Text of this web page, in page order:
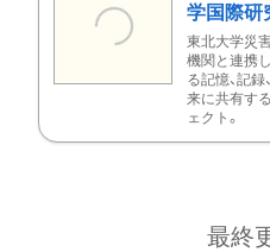
学国際研
東北大学災
機関と連携
る記憶、記録
来に共有す
ェクト。
最終